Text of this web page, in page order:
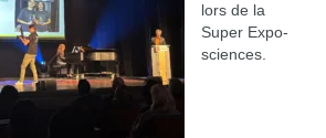
lors de la
Super Expo-
sciences.